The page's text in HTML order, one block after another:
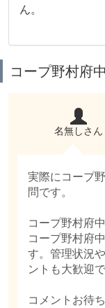
ん。
コープ野村府
名無しさん
実際にコープ
問です。
コープ野村府
コープ野村府
す。管理状況
ントも大歓迎で
コメントお待